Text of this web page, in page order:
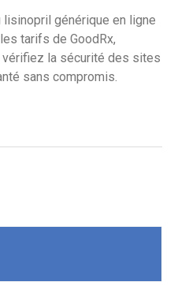
générique en ligne
tarifs de GoodRx,
vérifiez la sécurité des sites
sans compromis.